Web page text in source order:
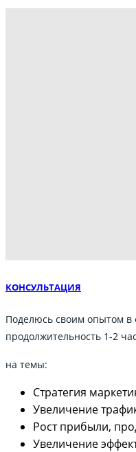
КОНСУЛЬТАЦИЯ
Поделюсь своим опытом в
продолжительность 1-2
на темы:
Стратегия
Увеличение
Рост прибыли,
Увеличение